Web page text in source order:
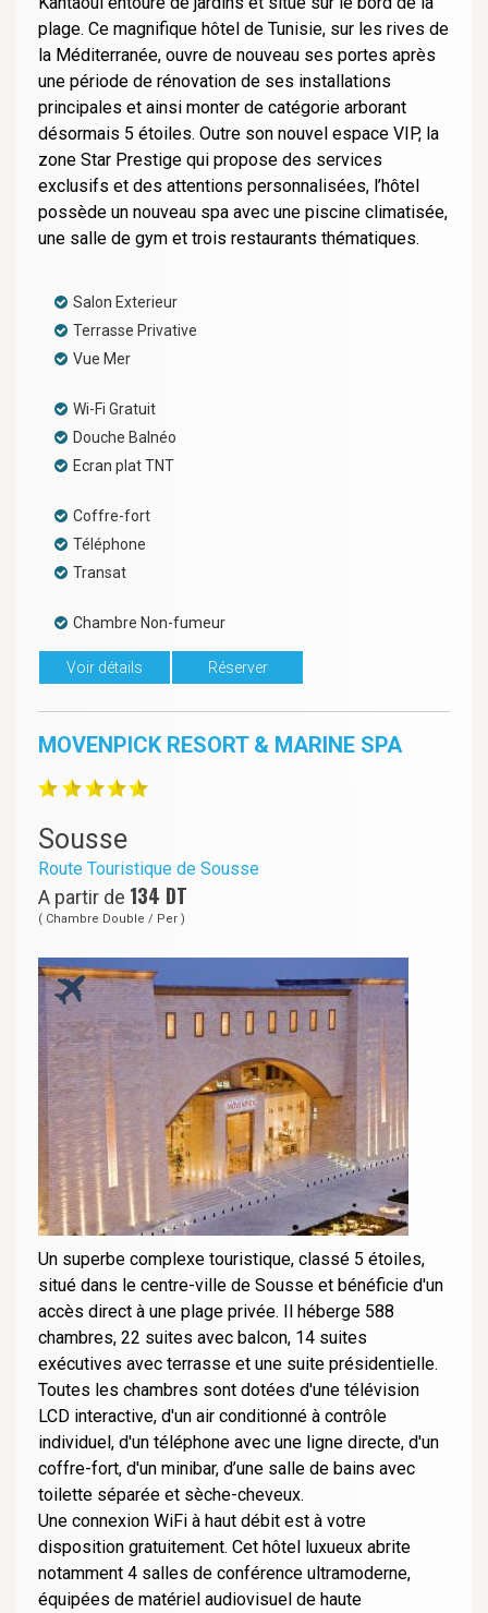
plage. Ce magnifique hôtel de Tunisie, sur les rives de
la Méditerranée, ouvre de nouveau ses portes après
une période de rénovation de ses installations
principales et ainsi monter de catégorie arborant
désormais 5 étoiles. Outre son nouvel espace VIP, la
zone Star Prestige qui propose des services
exclusifs et des attentions personnalisées, l’hôtel
possède un nouveau spa avec une piscine climatisée,
une salle de gym et trois restaurants thématiques.
Salon Exterieur
Terrasse Privative
Vue Mer
Wi-Fi Gratuit
Douche Balnéo
Ecran plat TNT
Coffre-fort
Téléphone
Transat
Chambre Non-fumeur
Voir détails Réserver
Sousse
Route Touristique de Sousse
A partir de 134 DT
( Chambre Double / Per )
MOVENPICK RESORT & MARINE SPA
Un superbe complexe touristique, classé 5 étoiles,
situé dans le centre-ville de Sousse et bénéficie d'un
accès direct à une plage privée. Il héberge 588
chambres, 22 suites avec balcon, 14 suites
exécutives avec terrasse et une suite présidentielle.
Toutes les chambres sont dotées d'une télévision
LCD interactive, d'un air conditionné à contrôle
individuel, d'un téléphone avec une ligne directe, d'un
coffre-fort, d'un minibar, d’une salle de bains avec
toilette séparée et sèche-cheveux.
Une connexion WiFi à haut débit est à votre
disposition gratuitement. Cet hôtel luxueux abrite
notamment 4 salles de conférence ultramoderne,
équipées de matériel audiovisuel de haute